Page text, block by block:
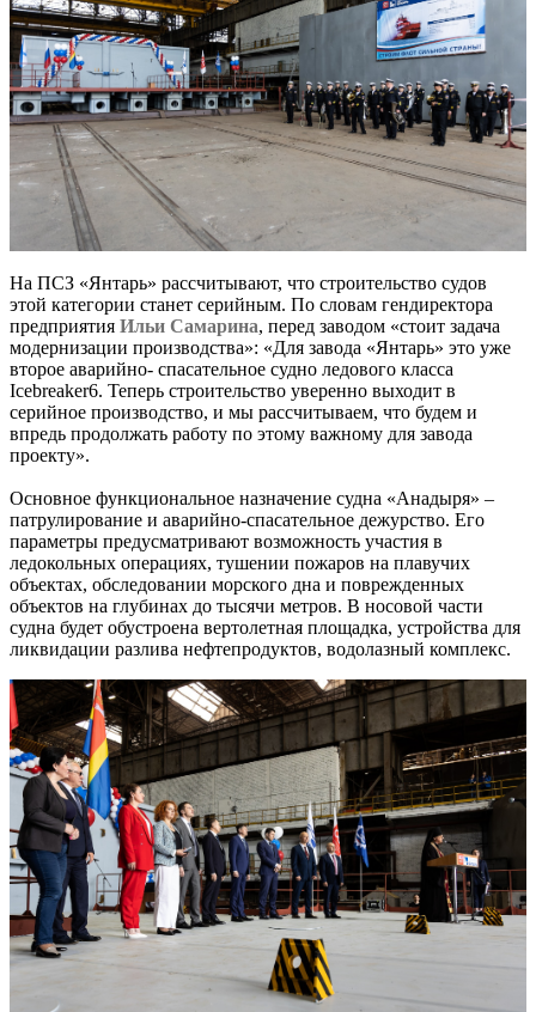
На ПСЗ «Янтарь» рассчитывают, что строительство судов
этой категории станет серийным. По словам гендиректора
предприятия Ильи Самарина, перед заводом «стоит задача
модернизации производства»: «Для завода «Янтарь» это уже
второе аварийно- спасательное судно ледового класса
Icebreaker6. Теперь строительство уверенно выходит в
серийное производство, и мы рассчитываем, что будем и
впредь продолжать работу по этому важному для завода
проекту».
Основное функциональное назначение судна «Анадыря» –
патрулирование и аварийно-спасательное дежурство. Его
параметры предусматривают возможность участия в
ледокольных операциях, тушении пожаров на плавучих
объектах, обследовании морского дна и поврежденных
объектов на глубинах до тысячи метров. В носовой части
судна будет обустроена вертолетная площадка, устройства для
ликвидации разлива нефтепродуктов, водолазный комплекс.